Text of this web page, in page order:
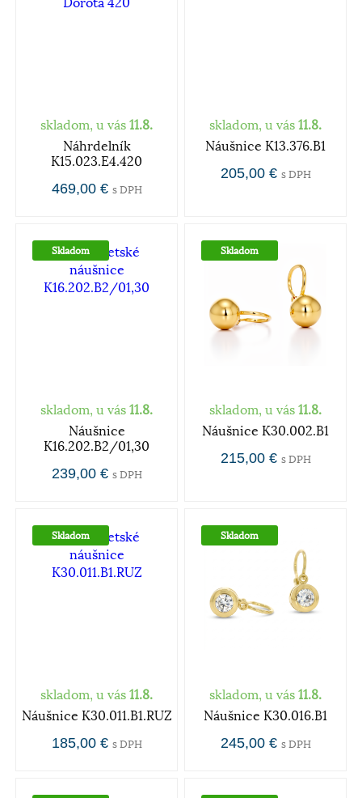
skladom, u vás 11.8.
Náhrdelník
K15.023.E4.420
469,00 € s DPH
skladom, u vás 11.8.
Náušnice K13.376.B1
205,00 € s DPH
Skladom
skladom, u vás 11.8.
Náušnice
K16.202.B2/01,30
239,00 € s DPH
Skladom
skladom, u vás 11.8.
Náušnice K30.002.B1
215,00 € s DPH
Skladom
skladom, u vás 11.8.
Náušnice K30.011.B1.RUZ
185,00 € s DPH
Skladom
skladom, u vás 11.8.
Náušnice K30.016.B1
245,00 € s DPH